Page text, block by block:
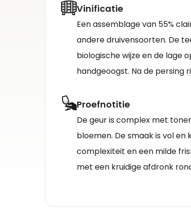
Vinificatie
Een assemblage van 55%
andere druivensoorten. De
biologische wijze en de lage
handgeoogst. Na de persing
Proefnotitie
De geur is complex met
bloemen. De smaak is vol en
complexiteit en een milde
met een kruidige afdronk